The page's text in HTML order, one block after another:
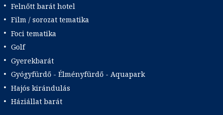
Felnőtt barát hotel
Film / sorozat tematika
Foci tematika
Golf
Gyerekbarát
Gyógyfürdő - Élményfürdő - Aquapark
Hajós kirándulás
Háziállat barát